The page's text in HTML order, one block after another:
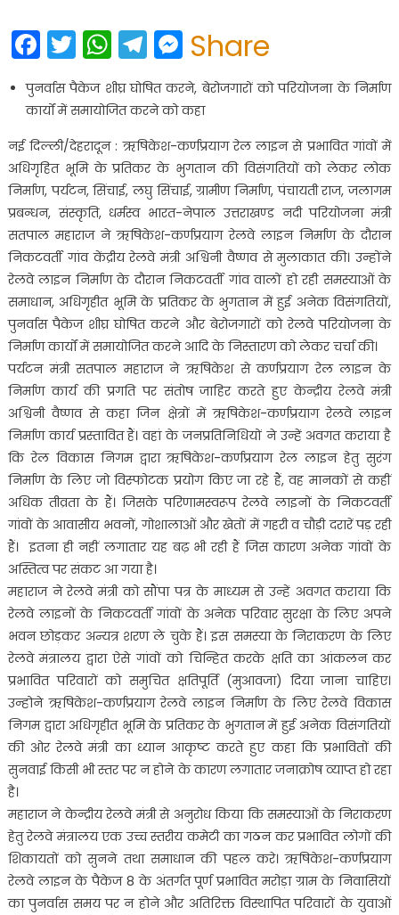
Facebook
Twitter
WhatsApp
Telegram
Messenger
Share
पुनर्वास पैकेज शीघ्र घोषित करने, बेरोजगारों को परियोजना के निर्माण
कार्यों में समायोजित करने को कहा
नई दिल्ली/देहरादून : ऋषिकेश-कर्णप्रयाग रेल लाइन से प्रभावित गांवों में
अधिगृहित भूमि के प्रतिकर के भुगतान की विसंगतियों को लेकर लोक
निर्माण, पर्यटन, सिंचाई, लघु सिंचाई, ग्रामीण निर्माण, पंचायती राज, जलागम
प्रबन्धन, संस्कृति, धर्मस्व भारत-नेपाल उत्तराखण्ड नदी परियोजना मंत्री
सतपाल महाराज ने ऋषिकेश-कर्णप्रयाग रेलवे लाइन निर्माण के दौरान
निकटवर्ती गांव केंद्रीय रेलवे मंत्री अश्विनी वैष्णव से मुलाकात की। उन्होंने
रेलवे लाइन निर्माण के दौरान निकटवर्ती गांव वालों हो रही समस्याओं के
समाधान, अधिगृहीत भूमि के प्रतिकर के भुगतान में हुई अनेक विसंगतियों,
पुनर्वास पैकेज शीघ्र घोषित करने और बेरोजगारों को रेलवे परियोजना के
निर्माण कार्यों में समायोजित करने आदि के निस्तारण को लेकर चर्चा की।
पर्यटन मंत्री सतपाल महाराज ने ऋषिकेश से कर्णप्रयाग रेल लाइन के
निर्माण कार्य की प्रगति पर संतोष जाहिर करते हुए केन्द्रीय रेलवे मंत्री
अश्विनी वैष्णव से कहा जिन क्षेत्रों में ऋषिकेश-कर्णप्रयाग रेलवे लाइन
निर्माण कार्य प्रस्तावित हैं। वहां के जनप्रतिनिधियों ने उन्हें अवगत कराया है
कि रेल विकास निगम द्वारा ऋषिकेश-कर्णप्रयाग रेल लाइन हेतु सुरंग
निर्माण के लिए जो विस्फोटक प्रयोग किए जा रहे हैं, वह मानकों से कहीं
अधिक तीव्रता के हैं। जिसके परिणामस्वरूप रेलवे लाइनों के निकटवर्ती
गांवों के आवासीय भवनों, गोशालाओं और खेतों में गहरी व चौड़ी दरारें पड़ रही
हैं। इतना ही नहीं लगातार यह बढ़ भी रही हैं जिस कारण अनेक गांवों के
अस्तित्व पर संकट आ गया है।
महाराज ने रेलवे मंत्री को सौंपा पत्र के माध्यम से उन्हें अवगत कराया कि
रेलवे लाइनों के निकटवर्ती गांवों के अनेक परिवार सुरक्षा के लिए अपने
भवन छोड़कर अन्यत्र शरण ले चुके हैं। इस समस्या के निराकरण के लिए
रेलवे मंत्रालय द्वारा ऐसे गांवों को चिन्हित करके क्षति का आंकलन कर
प्रभावित परिवारों को समुचित क्षतिपूर्ति (मुआवजा) दिया जाना चाहिए।
उन्होने ऋषिकेश-कर्णप्रयाग रेलवे लाइन निर्माण के लिए रेलवे विकास
निगम द्वारा अधिगृहीत भूमि के प्रतिकर के भुगतान में हुई अनेक विसंगतियों
की ओर रेलवे मंत्री का ध्यान आकृष्ट करते हुए कहा कि प्रभावितों की
सुनवाई किसी भी स्तर पर न होने के कारण लगातार जनाक्रोष व्याप्त हो रहा
है।
महाराज ने केन्द्रीय रेलवे मंत्री से अनुरोध किया कि समस्याओं के निराकरण
हेतु रेलवे मंत्रालय एक उच्च स्तरीय कमेटी का गठन कर प्रभावित लोगों की
शिकायतों को सुनने तथा समाधान की पहल करे। ऋषिकेश-कर्णप्रयाग
रेलवे लाइन के पैकेज 8 के अंतर्गत पूर्ण प्रभावित मरोड़ा ग्राम के निवासियों
का पुनर्वास समय पर न होने और अतिरिक्त विस्थापित परिवारों के युवाओं